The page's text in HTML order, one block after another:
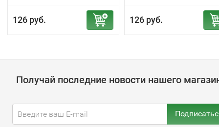
126 руб. 126 руб.
Получай последние новости нашего